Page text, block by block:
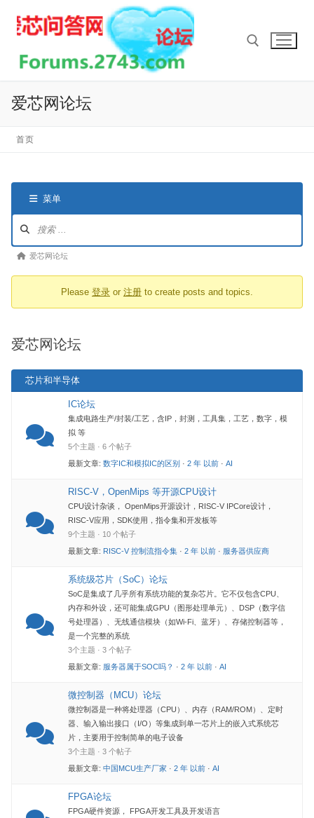
爱芯网论坛
首页
菜单
导
论
航
你
爱芯网论坛
Please 登录 or 注册 to create posts and topics.
爱芯网论坛
芯片和半导体
IC论坛
集成电路生产/封装/工艺，含IP，封测，工具集，工艺，数字，模
拟 等
5个主题 · 6 个帖子
最新文章: 数字IC和模拟IC的区别 · 2 年 以前 · AI
RISC-V，OpenMips 等开源CPU设计
CPU设计杂谈， OpenMips开源设计，RISC-V IPCore设计，
RISC-V应用，SDK使用，指令集和开发板等
9个主题 · 10 个帖子
最新文章: RISC-V 控制流指令集 · 2 年 以前 · 服务器供应商
系统级芯片（SoC）论坛
SoC是集成了几乎所有系统功能的复杂芯片。它不仅包含CPU、
内存和外设，还可能集成GPU（图形处理单元）、DSP（数字信
号处理器）、无线通信模块（如Wi-Fi、蓝牙）、存储控制器等，
是一个完整的系统
3个主题 · 3 个帖子
最新文章: 服务器属于SOC吗？ · 2 年 以前 · AI
微控制器（MCU）论坛
微控制器是一种将处理器（CPU）、内存（RAM/ROM）、定时
器、输入输出接口（I/O）等集成到单一芯片上的嵌入式系统芯
片，主要用于控制简单的电子设备
3个主题 · 3 个帖子
最新文章: 中国MCU生产厂家 · 2 年 以前 · AI
FPGA论坛
FPGA硬件资源， FPGA开发工具及开发语言